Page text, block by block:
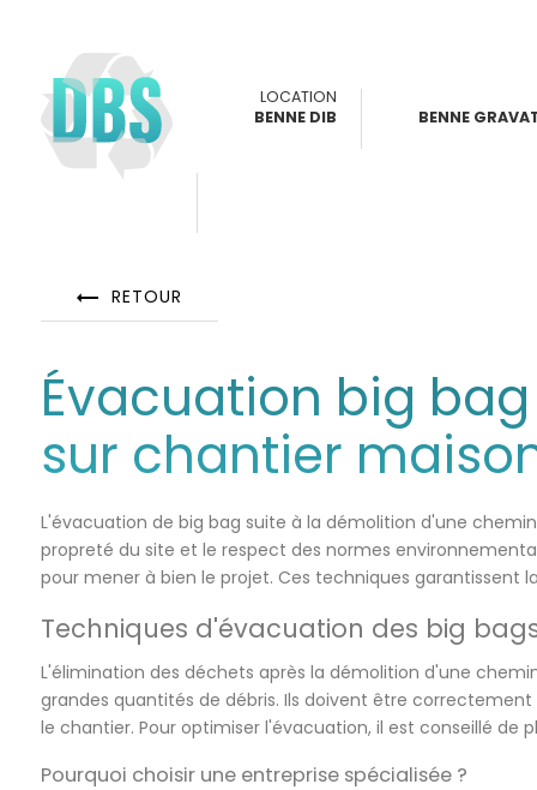
LOCATION
BENNE DIB
BENNE
RETOUR
Évacuation big
sur chantier
L'évacuation de big bag suite à la démolition d'une
propreté du site et le respect des normes
pour mener à bien le projet. Ces techniques
Techniques d'évacuation des big
L'élimination des déchets après la démolition d'une
grandes quantités de débris. Ils doivent être
le chantier. Pour optimiser l'évacuation, il est conseillé de
Pourquoi choisir une entreprise spécialisée ?